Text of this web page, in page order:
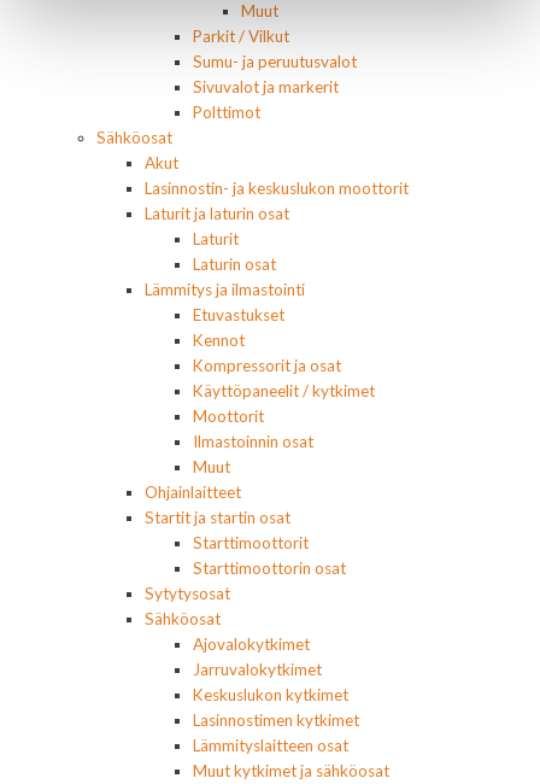
Muut
Parkit / Vilkut
Sumu- ja peruutusvalot
Sivuvalot ja markerit
Polttimot
Sähköosat
Akut
Lasinnostin- ja keskuslukon moottorit
Laturit ja laturin osat
Laturit
Laturin osat
Lämmitys ja ilmastointi
Etuvastukset
Kennot
Kompressorit ja osat
Käyttöpaneelit / kytkimet
Moottorit
Ilmastoinnin osat
Muut
Ohjainlaitteet
Startit ja startin osat
Starttimoottorit
Starttimoottorin osat
Sytytysosat
Sähköosat
Ajovalokytkimet
Jarruvalokytkimet
Keskuslukon kytkimet
Lasinnostimen kytkimet
Lämmityslaitteen osat
Muut kytkimet ja sähköosat